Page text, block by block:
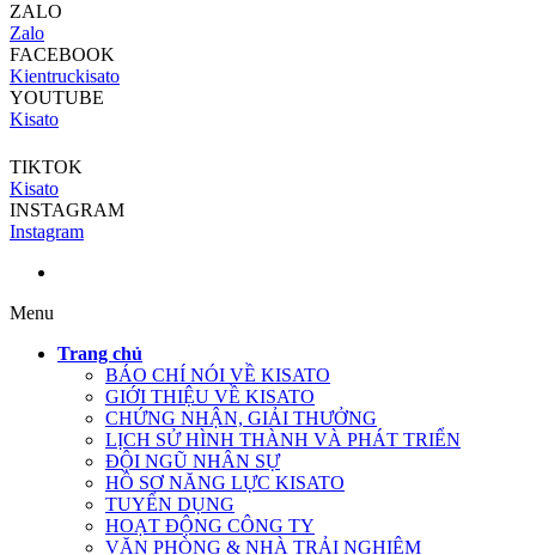
ZALO
Zalo
FACEBOOK
Kientruckisato
YOUTUBE
Kisato
TIKTOK
Kisato
INSTAGRAM
Instagram
Menu
Trang chủ
BÁO CHÍ NÓI VỀ KISATO
GIỚI THIỆU VỀ KISATO
CHỨNG NHẬN, GIẢI THƯỞNG
LỊCH SỬ HÌNH THÀNH VÀ PHÁT TRIỂN
ĐỘI NGŨ NHÂN SỰ
HỒ SƠ NĂNG LỰC KISATO
TUYỂN DỤNG
HOẠT ĐỘNG CÔNG TY
VĂN PHÒNG & NHÀ TRẢI NGHIỆM